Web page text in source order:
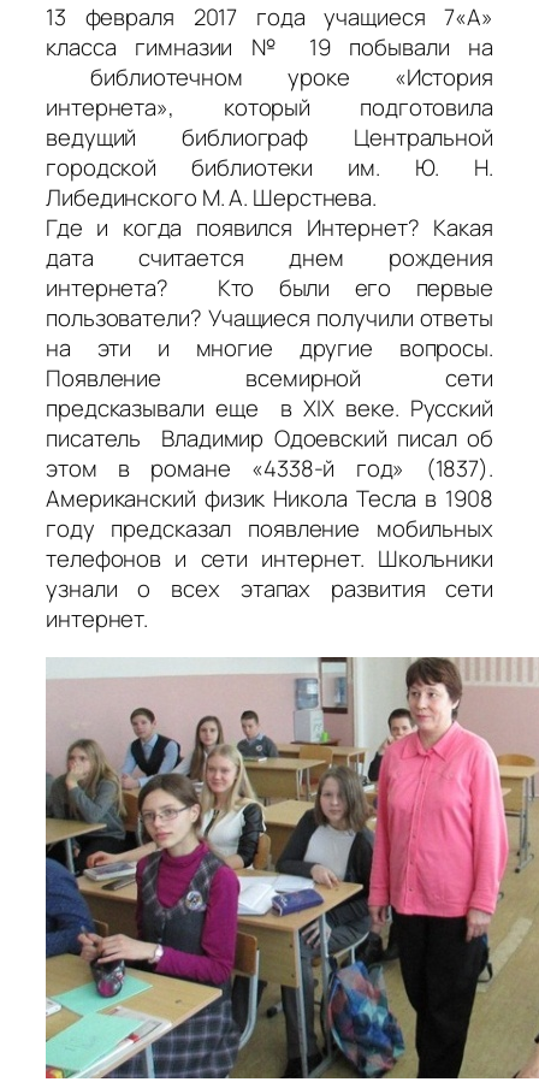
13 февраля 2017 года учащиеся 7«А»
класса гимназии № 19 побывали на
библиотечном уроке «История
интернета», который подготовила
ведущий библиограф Центральной
городской библиотеки им. Ю. Н.
Либединского М. А. Шерстнева.
Где и когда появился Интернет? Какая
дата считается днем рождения
интернета? Кто были его первые
пользователи? Учащиеся получили ответы
на эти и многие другие вопросы.
Появление всемирной сети
предсказывали еще в ХIХ веке. Русский
писатель Владимир Одоевский писал об
этом в романе «4338-й год» (1837).
Американский физик Никола Тесла в 1908
году предсказал появление мобильных
телефонов и сети интернет. Школьники
узнали о всех этапах развития сети
интернет.